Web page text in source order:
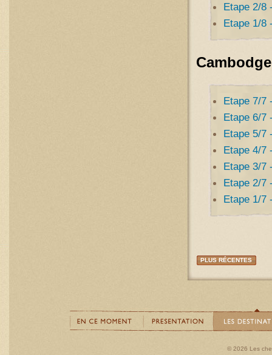
Etape 2/8
Etape 1/8
Etape 7/7
Etape 6/7
Etape 5/7
Etape 4/7
Etape 3/7
Etape 2/7
Etape 1/7
PLUS RÉCENTES
© 2026 Les